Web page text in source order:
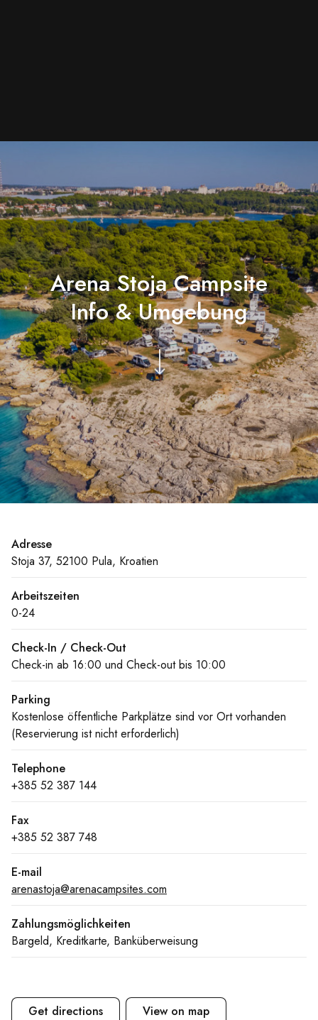
Arena Stoja Campsite
Info & Umgebung
Adresse
Stoja 37, 52100 Pula, Kroatien
Arbeitszeiten
0-24
Check-In / Check-Out
Check-in ab 16:00 und Check-out bis 10:00
Parking
Kostenlose öffentliche Parkplätze sind vor Ort vorhanden
(Reservierung ist nicht erforderlich)
Telephone
+385 52 387 144
Fax
+385 52 387 748
E-mail
arenastoja@arenacampsites.com
Zahlungsmöglichkeiten
Bargeld, Kreditkarte, Banküberweisung
Get directions View on map